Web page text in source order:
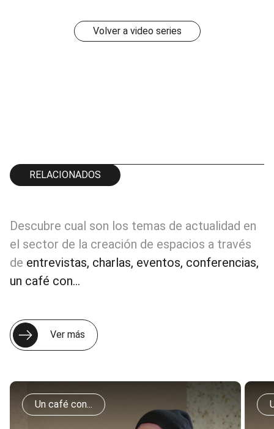
Volver a video series
RELACIONADOS
Descubre cual son los temas de actualidad en
el sector de la creación de espacios a través
de entrevistas, charlas, eventos, conferencias,
un café con...
Ver más
Un café con...